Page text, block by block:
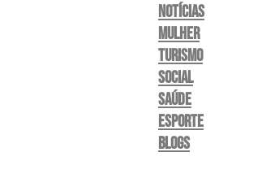
Notícias
Mulher
Turismo
Social
Saúde
Esporte
Blogs